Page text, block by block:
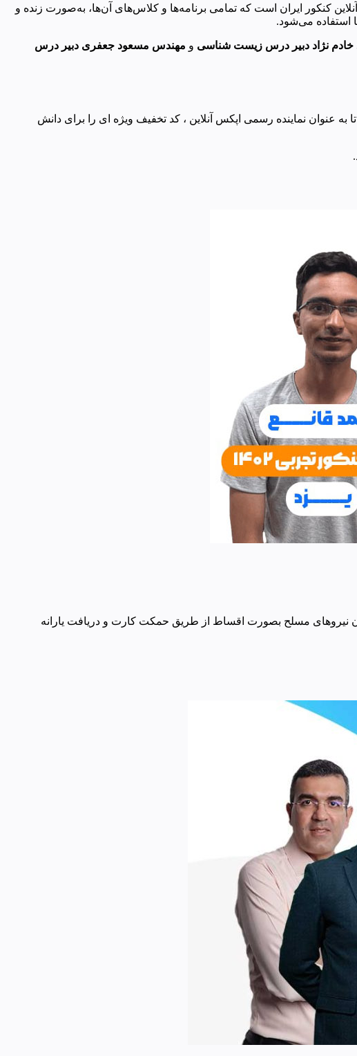
کنکور ایران است که تمامی برنامه‌ها و کلاس‌های آن‌ها، به‌صورت زنده و
استفاده می‌شود.
خادم نژاد دبیر درس زیست شناسی و مهندس مسعود جعفری دبیر درس
کرده است تا به عنوان نماینده رسمی اپکس آنلاین ، کد تخفیف ویژه ای را برای دانش
نیروهای مسلح بصورت اقساط از طریق حمکت کارت و دریافت یارانه